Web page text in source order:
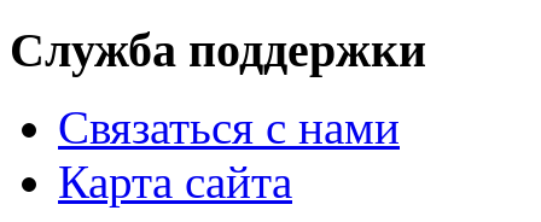
Служба поддержки
Связаться с нами
Карта сайта